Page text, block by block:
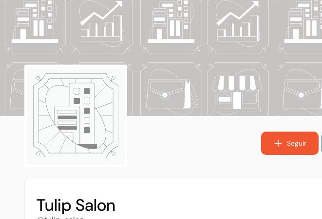
Seguir
Tulip Salon